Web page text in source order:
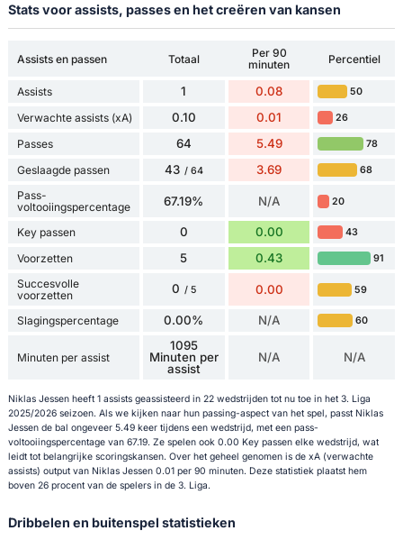
Stats voor assists, passes en het creëren van kansen
Assists en passen Totaal
Per 90
minuten
Percentiel
Assists 1 0.08 50
Verwachte assists (xA) 0.10 0.01 26
Passes 64 5.49 78
Geslaagde passen 43 / 64 3.69 68
Pass-
voltooiingspercentage
67.19% N/A 20
Key passen 0 0.00 43
Voorzetten 5 0.43 91
Succesvolle
voorzetten
0 / 5 0.00 59
Slagingspercentage 0.00% N/A 60
Minuten per assist
1095
Minuten per
assist
N/A N/A
Niklas Jessen heeft 1 assists geassisteerd in 22 wedstrijden tot nu toe in het 3. Liga
2025/2026 seizoen. Als we kijken naar hun passing-aspect van het spel, passt Niklas
Jessen de bal ongeveer 5.49 keer tijdens een wedstrijd, met een pass-
voltooiingspercentage van 67.19. Ze spelen ook 0.00 Key passen elke wedstrijd, wat
leidt tot belangrijke scoringskansen. Over het geheel genomen is de xA (verwachte
assists) output van Niklas Jessen 0.01 per 90 minuten. Deze statistiek plaatst hem
boven 26 procent van de spelers in de 3. Liga.
Dribbelen en buitenspel statistieken